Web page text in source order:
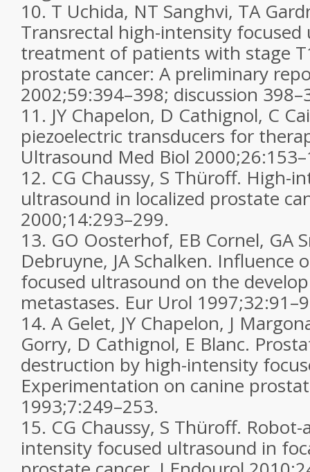
10. T Uchida, NT Sanghvi, TA
Transrectal high-intensity
treatment of patients with stage
prostate cancer: A preliminary
2002;59:394–398; discussion
11. JY Chapelon, D Cathignol, C
piezoelectric transducers for
Ultrasound Med Biol 2000;26
12. CG Chaussy, S Thüroff. High-
ultrasound in localized prostate
2000;14:293–299.
13. GO Oosterhof, EB Cornel, GA
Debruyne, JA Schalken. Influence
focused ultrasound on the
metastases. Eur Urol 1997;32
14. A Gelet, JY Chapelon, J
Gorry, D Cathignol, E Blanc.
destruction by high-intensity
Experimentation on canine
1993;7:249–253.
15. CG Chaussy, S Thüroff.
intensity focused ultrasound in